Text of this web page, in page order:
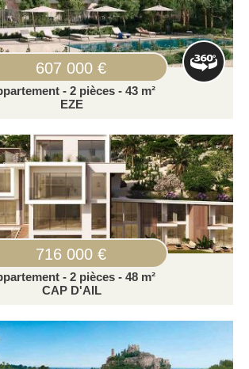
607 000 €
- 2 pièces - 43 m²
EZE
716 000 €
- 2 pièces - 48 m²
CAP D'AIL